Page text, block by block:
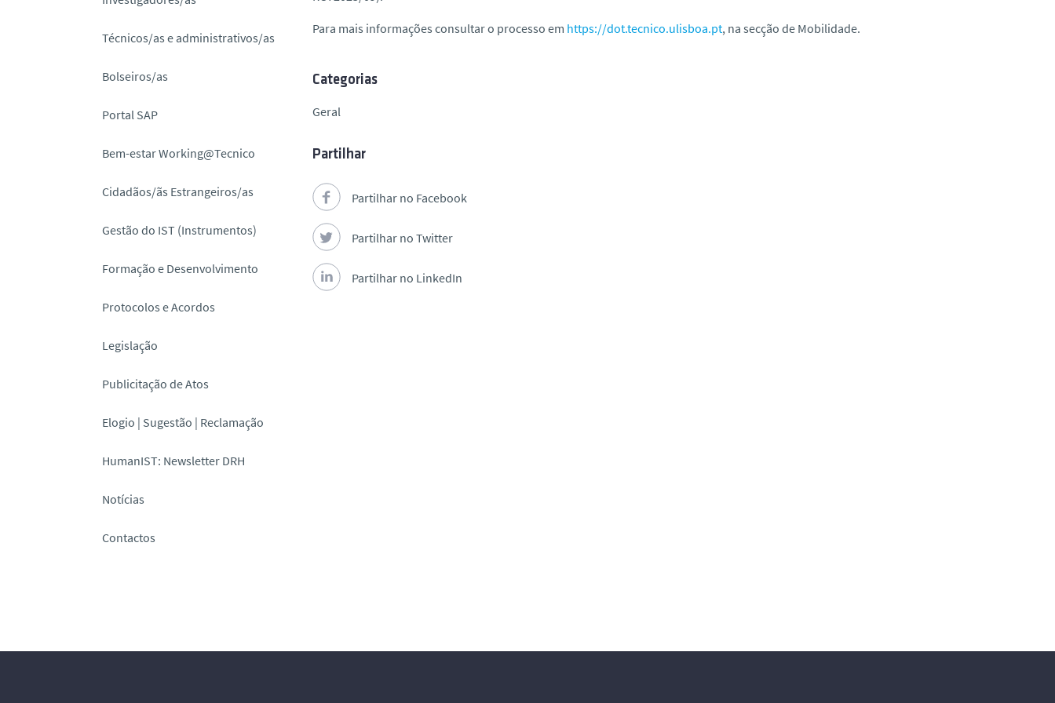
Técnicos/as e administrativos/as
Bolseiros/as
Portal SAP
Bem-estar Working@Tecnico
Cidadãos/ãs Estrangeiros/as
Gestão do IST (Instrumentos)
Formação e Desenvolvimento
Protocolos e Acordos
Legislação
Publicitação de Atos
Elogio | Sugestão | Reclamação
HumanIST: Newsletter DRH
Notícias
Contactos
Para mais informações consultar o processo em https://dot.tecnico.ulisboa.pt, na secção de Mobilidade.
Categorias
Geral
Partilhar
Partilhar no Facebook
Partilhar no Twitter
Partilhar no LinkedIn